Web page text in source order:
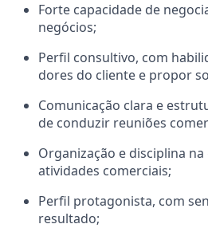
Forte capacidade de
negócios;
Perfil consultivo, com
dores do cliente e propor
Comunicação clara e
de conduzir reuniões
Organização e disciplina
atividades comerciais;
Perfil protagonista, com
resultado;